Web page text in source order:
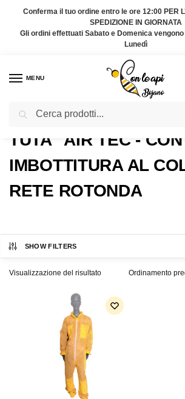
Conferma il tuo ordine entro le ore 12:00 PER
SPEDIZIONE IN GIORNATA
Gli ordini effettuati Sabato e Domenica
Lunedì
MENU
Home Prodotti taggati “Tuta "Air Tec - con imbottitura
TUTA "AIR TEC - CON
IMBOTTITURA AL
RETE ROTONDA
SHOW FILTERS
Visualizzazione del risultato